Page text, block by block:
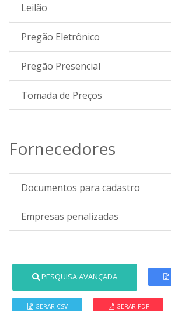
Leilão
Pregão Eletrônico
Pregão Presencial
Tomada de Preços
Fornecedores
Documentos para cadastro
Empresas penalizadas
PESQUISA AVANÇADA
GERAR CSV GERAR PDF